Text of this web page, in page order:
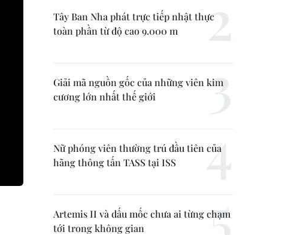
Tây Ban Nha phát trực tiếp nhật thực
toàn phần từ độ cao 9.000 m
Giải mã nguồn gốc của những viên kim
cương lớn nhất thế giới
Nữ phóng viên thường trú đầu tiên của
hãng thông tấn TASS tại ISS
Artemis II và dấu mốc chưa ai từng chạm
tới trong không gian